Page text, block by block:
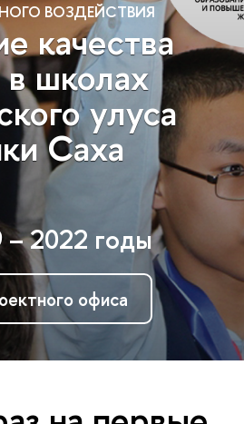
ВОЗДЕЙСТВИЯ
качества
школах
улуса
Саха
2022 годы
офиса